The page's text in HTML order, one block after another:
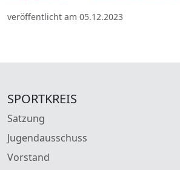
veröffentlicht am 05.12.2023
SPORTKREIS
Satzung
Jugendausschuss
Vorstand